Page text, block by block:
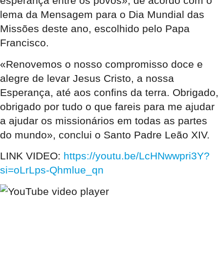
lema da Mensagem para o Dia Mundial das
Missões deste ano, escolhido pelo Papa
Francisco.
«Renovemos o nosso compromisso doce e
alegre de levar Jesus Cristo, a nossa
Esperança, até aos confins da terra. Obrigado,
obrigado por tudo o que fareis para me ajudar
a ajudar os missionários em todas as partes
do mundo», conclui o Santo Padre Leão XIV.
LINK VIDEO: https://youtu.be/LcHNwwpri3Y?
si=oLrLps-Qhmlue_qn